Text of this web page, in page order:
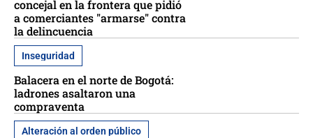
concejal en la frontera que pidió
a comerciantes "armarse" contra
la delincuencia
Inseguridad
Balacera en el norte de Bogotá:
ladrones asaltaron una
compraventa
Alteración al orden público